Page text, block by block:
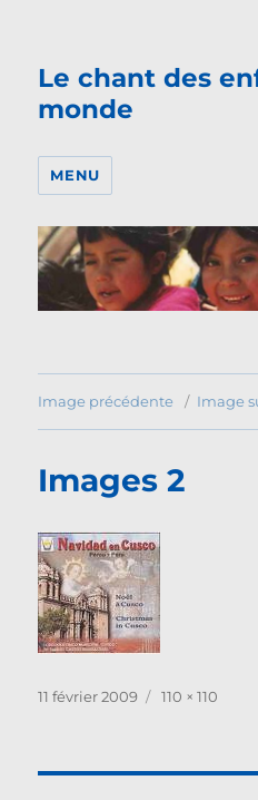
Le chant des
monde
MENU
Image précédente Image
Images 2
Publié
11 février 2009
Taille
110 × 110